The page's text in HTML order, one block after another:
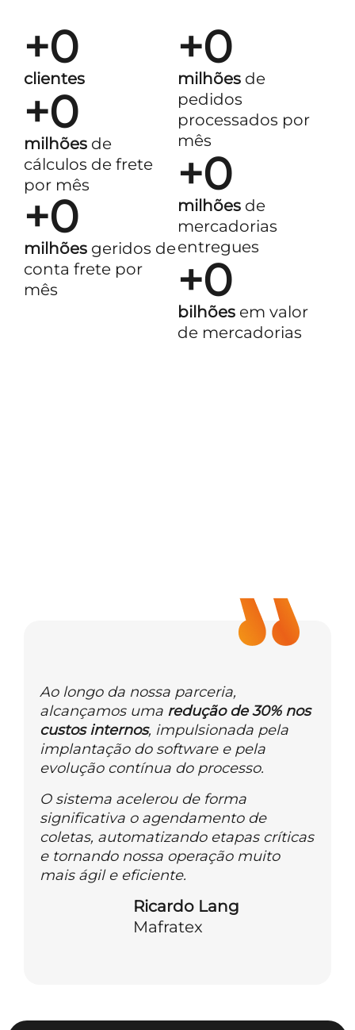
clientes
+0
milhões de
cálculos de frete
por mês
+0
milhões geridos de
conta frete por
mês
+0
milhões de
pedidos
processados por
mês
+0
milhões de
mercadorias
entregues
+0
bilhões em valor
de mercadorias
+0
Ao longo da nossa parceria,
alcançamos uma redução de 30% nos
custos internos, impulsionada pela
implantação do software e pela
evolução contínua do processo.
O sistema acelerou de forma
significativa o agendamento de
coletas, automatizando etapas críticas
e tornando nossa operação muito
mais ágil e eficiente.
Ricardo Lang
Mafratex
CONHEÇA OS NOSSOS CASES